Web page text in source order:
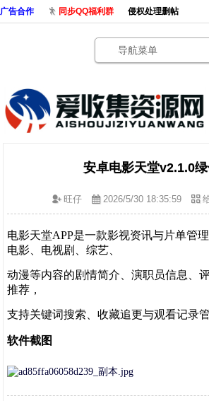
广告合作 同步QQ福利群 侵权处理删帖
导航菜单
安卓电影天堂v2.1.0
旺仔 2026/5/30 18:35:59
电影天堂APP是一款影视资讯与片单管
电影、电视剧、综艺、
动漫等内容的剧情简介、演职员信息、
推荐，
支持关键词搜索、收藏追更与观看记录管
软件截图